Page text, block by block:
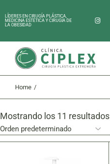
to
theLÍDERES EN CIRUGÍA PLÁSTICA,
MEDICINA ESTÉTICA Y CIRUGÍA DE
LA OBESIDAD
Home
Mostrando los 11 resultados